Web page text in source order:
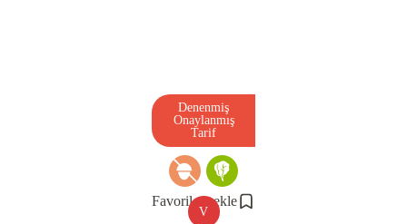
Favorilere ekle
Denenmiş
Onaylanmış
Tarif
V